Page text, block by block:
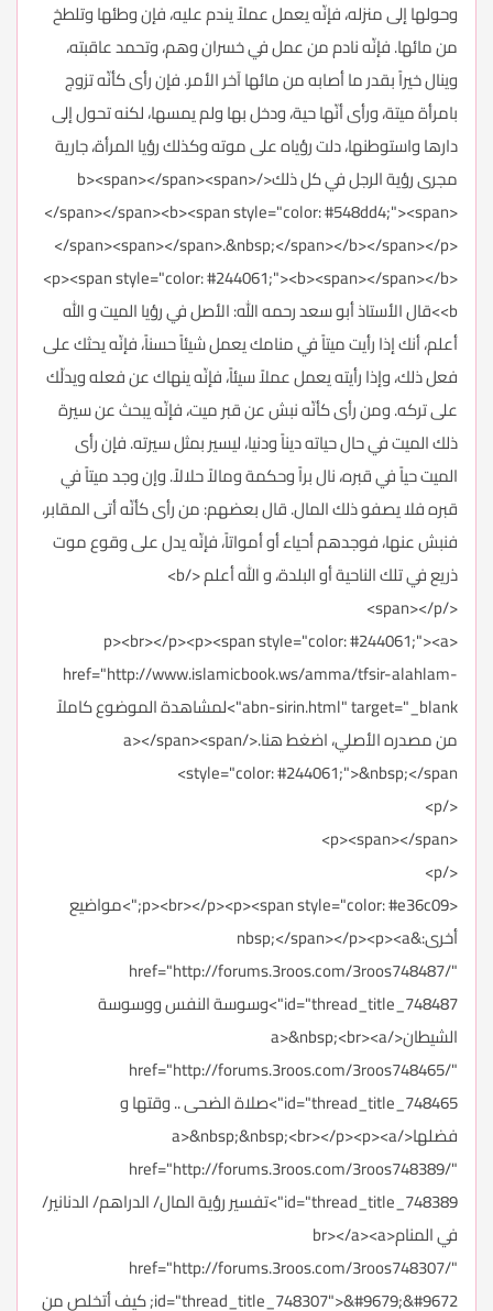
وحولها إلى منزله، فإنّه يعمل عملاً يندم عليه، فإن وطئها وتلطخ
من مائها. فإنّه نادم من عمل في خسران وهم، وتحمد عاقبته،
وينال خيراً بقدر ما أصابه من مائها آخر الأمر. فإن رأى كأنّه تزوج
بامرأة ميتة، ورأى أنّها حية، ودخل بها ولم يمسها، لكنه تحول إلى
دارها واستوطنها، دلت رؤياه على موته وكذلك رؤيا المرأة، جارية
مجرى رؤية الرجل في كل ذلك</b><span></span><span>
</span></span><b><span style="color: #548dd4;"><span>
</span><span></span>.&nbsp;</span></b></span></p>
<p><span style="color: #244061;"><b><span></span></b>
<b>قال الأستاذ أبو سعد رحمه الله: الأصل في رؤيا الميت و الله
أعلم، أنك إذا رأيت ميتاً في منامك يعمل شيئاً حسناً، فإنّه يحثك على
فعل ذلك، وإذا رأيته يعمل عملاً سيئاً، فإنّه ينهاك عن فعله ويدلّك
على تركه. ومن رأى كأنّه نبش عن قبر ميت، فإنّه يبحث عن سيرة
ذلك الميت في حال حياته ديناً ودنيا، ليسير بمثل سيرته. فإن رأى
الميت حياً في قبره، نال براً وحكمة ومالاً حلالاً. وإن وجد ميتاً في
قبره فلا يصفو ذلك المال. قال بعضهم: من رأى كأنّه أتى المقابر،
فنبش عنها، فوجدهم أحياء أو أمواتاً، فإنّه يدل على وقوع موت
ذريع في تلك الناحية أو البلدة، و الله أعلم </b>
</span></p>
<p><br></p><p><span style="color: #244061;"><a
href="http://www.islamicbook.ws/amma/tfsir-alahlam-
abn-sirin.html" target="_blank">لمشاهدة الموضوع كاملاً
من مصدره الأصلي، اضغط هنا.</a></span><span
style="color: #244061;">&nbsp;</span>
</p>
<p><span></span>
</p>
<p><br></p><p><span style="color: #e36c09;">مواضيع
أخرى:&nbsp;</span></p><p><a
href="http://forums.3roos.com/3roos748487/"
id="thread_title_748487">وسوسة النفس ووسوسة
الشيطان</a>&nbsp;<br><a
href="http://forums.3roos.com/3roos748465/"
id="thread_title_748465">صلاة الضحى .. وقتها و
فضلها</a>&nbsp;&nbsp;<br></p><p><a
href="http://forums.3roos.com/3roos748389/"
id="thread_title_748389">تفسير رؤية المال/ الدراهم/ الدنانير/
في المنام<br></a><a
href="http://forums.3roos.com/3roos748307/"
id="thread_title_748307">&#9679;&#9672; كيف أتخلص من